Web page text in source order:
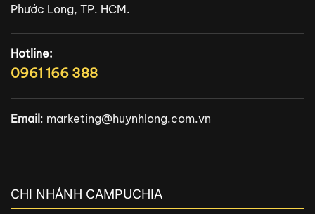
Phước Long, TP. HCM.
Hotline:
0961 166 388
Email: marketing@huynhlong.com.vn
CHI NHÁNH CAMPUCHIA